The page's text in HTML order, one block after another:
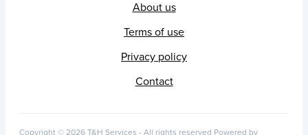
About us
Terms of use
Privacy policy
Contact
Copyright © 2026 T&H Services - All rights reserved Powered by